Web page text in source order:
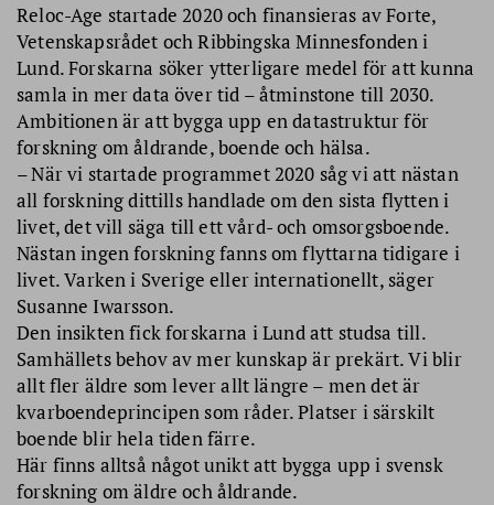
Reloc-Age startade 2020 och finansieras av Forte,
Vetenskapsrådet och Ribbingska Minnesfonden i
Lund. Forskarna söker ytterligare medel för att kunna
samla in mer data över tid – åtminstone till 2030.
Ambitionen är att bygga upp en datastruktur för
forskning om åldrande, boende och hälsa.
– När vi startade programmet 2020 såg vi att nästan
all forskning dittills handlade om den sista flytten i
livet, det vill säga till ett vård- och omsorgsboende.
Nästan ingen forskning fanns om flyttarna tidigare i
livet. Varken i Sverige eller internationellt, säger
Susanne Iwarsson.
Den insikten fick forskarna i Lund att studsa till.
Samhällets behov av mer kunskap är prekärt. Vi blir
allt fler äldre som lever allt längre – men det är
kvarboendeprincipen som råder. Platser i särskilt
boende blir hela tiden färre.
Här finns alltså något unikt att bygga upp i svensk
forskning om äldre och åldrande.